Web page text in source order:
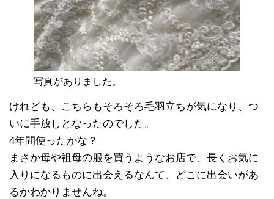
写真がありました。
けれども、こちらもそろそろ毛羽立ちが気になり、つ
いに手放しとなったのでした。
4年間使ったかな？
まさか母や祖母の服を買うようなお店で、長くお気に
入りになるものに出会えるなんて、どこに出会いがあ
るかわかりませんね。